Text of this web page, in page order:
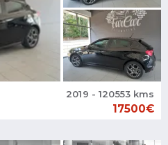
2019 - 120553 kms
17500€